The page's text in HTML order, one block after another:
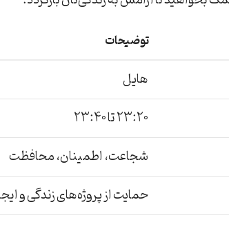
توضیحات
هایل
23:20 تا 23:40
شجاعت، اطمینان، محافظت
حمایت از پروژه‌های زندگی و